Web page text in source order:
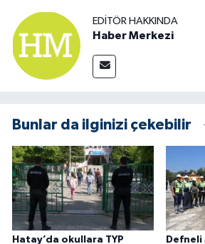
EDITÖR HAKKINDA
Haber Merkezi
Bunlar da ilginizi çekebilir
Hatay’da okullara TYP